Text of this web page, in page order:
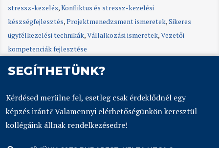
stressz-kezelés,Konfliktus és stressz-kezelési
készségfejlesztés,Projektmenedzsment ismeretek,Sikeres
ügyfélkezelési technikák,Vállalkozási ismeretek,Vezetői
kompetenciák fejlesztése
SEGÍTHETÜNK?
Kérdésed merülne fel, esetleg csak érdeklődnél egy
képzés iránt? Valamennyi elérhetőségünkön keresztül
kollégáink állnak rendelkezésedre!